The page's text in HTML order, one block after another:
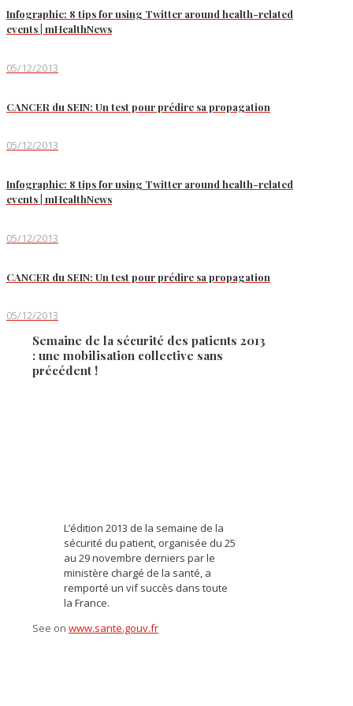
Infographic: 8 tips for using Twitter around health-related
events | mHealthNews
05/12/2013
CANCER du SEIN: Un test pour prédire sa propagation
05/12/2013
Infographic: 8 tips for using Twitter around health-related
events | mHealthNews
05/12/2013
CANCER du SEIN: Un test pour prédire sa propagation
05/12/2013
Semaine de la sécurité des patients 2013
: une mobilisation collective sans
précédent !
L’édition 2013 de la semaine de la
sécurité du patient, organisée du 25
au 29 novembre derniers par le
ministère chargé de la santé, a
remporté un vif succès dans toute
la France.
See on www.sante.gouv.fr